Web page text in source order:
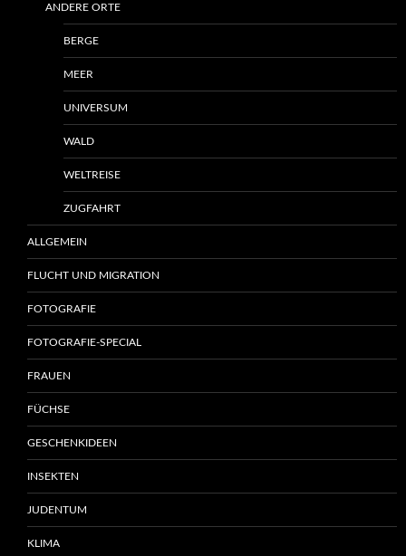
ANDERE ORTE
BERGE
MEER
UNIVERSUM
WALD
WELTREISE
ZUGFAHRT
ALLGEMEIN
FLUCHT UND MIGRATION
FOTOGRAFIE
FOTOGRAFIE-SPECIAL
FRAUEN
FÜCHSE
GESCHENKIDEEN
INSEKTEN
JUDENTUM
KLIMA